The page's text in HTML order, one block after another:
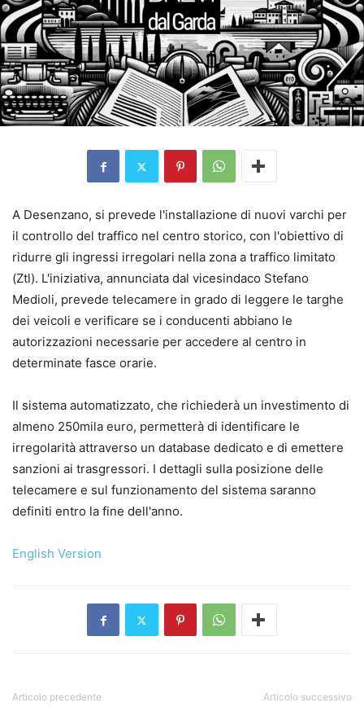
A Desenzano, si prevede l'installazione di nuovi varchi per
il controllo del traffico nel centro storico, con l'obiettivo di
ridurre gli ingressi irregolari nella zona a traffico limitato
(Ztl). L'iniziativa, annunciata dal vicesindaco Stefano
Medioli, prevede telecamere in grado di leggere le targhe
dei veicoli e verificare se i conducenti abbiano le
autorizzazioni necessarie per accedere al centro in
determinate fasce orarie.
Il sistema automatizzato, che richiederà un investimento di
almeno 250mila euro, permetterà di identificare le
irregolarità attraverso un database dedicato e di emettere
sanzioni ai trasgressori. I dettagli sulla posizione delle
telecamere e sul funzionamento del sistema saranno
definiti entro la fine dell'anno.
English Version
Articolo precedente Articolo successivo